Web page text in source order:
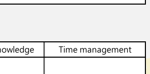
Time management